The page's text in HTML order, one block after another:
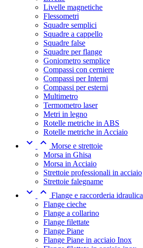
Livelle magnetiche
Flessometri
Squadre semplici
Squadre a cappello
Squadre false
Squadre per flange
Goniometro semplice
Compassi con cerniere
Compassi per Interni
Compassi per esterni
Multimetro
Termometro laser
Metri in legno
Rotelle metriche in ABS
Rotelle metriche in Acciaio
  Morse e strettoie
Morsa in Ghisa
Morsa in Acciaio
Strettoie professionali in acciaio
Strettoie falegname
  Flange e raccorderia idraulica
Flange cieche
Flange a collarino
Flange filettate
Flange Piane
Flange Piane in acciaio Inox